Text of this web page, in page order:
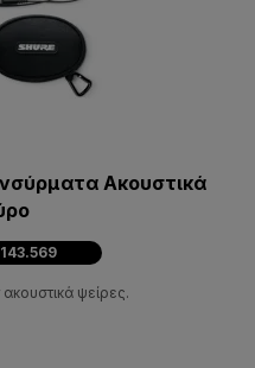
Ακουστικά
ψείρες.